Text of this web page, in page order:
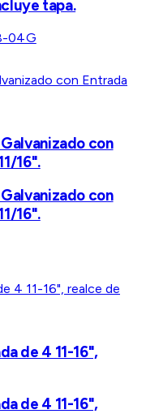
tapa.
04G
con
16".
con
16".
de 4 11-16",
de 4 11-16",